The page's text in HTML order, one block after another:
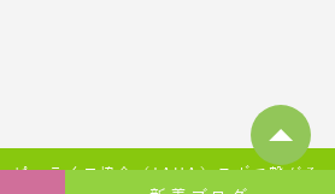
ーライフ協会（JAHA）ヨガで繋がる